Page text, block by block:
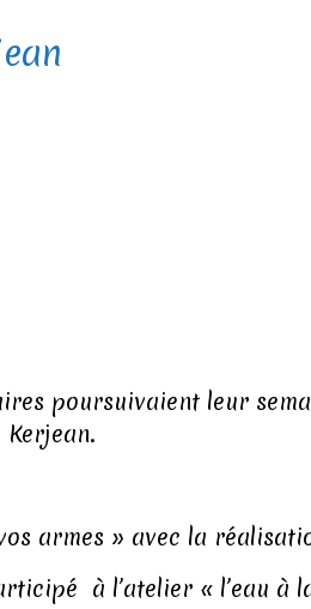
poursuivaient leur
armes » avec la
à l’atelier « l’eau